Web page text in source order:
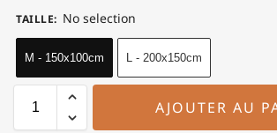
TAILLE: No selection
M - 150x100cm L - 200x150cm
AJOUTER AU